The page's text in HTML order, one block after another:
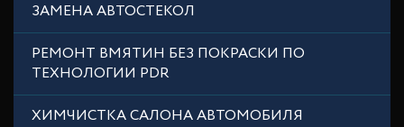
ЗАМЕНА АВТОСТЕКОЛ
РЕМОНТ ВМЯТИН БЕЗ ПОКРАСКИ ПО
ТЕХНОЛОГИИ PDR
ХИМЧИСТКА САЛОНА АВТОМОБИЛЯ